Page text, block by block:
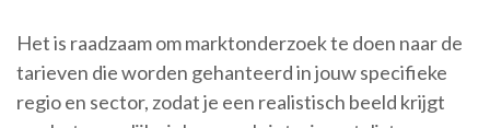
Het is raadzaam om marktonderzoek te doen naar de
tarieven die worden gehanteerd in jouw specifieke
regio en sector, zodat je een realistisch beeld krijgt